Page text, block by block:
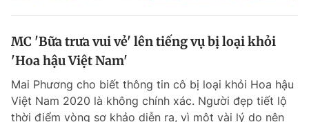
MC 'Bữa trưa vui vẻ' lên tiếng vụ bị loại khỏi
'Hoa hậu Việt Nam'
Mai Phương cho biết thông tin cô bị loại khỏi Hoa hậu
Việt Nam 2020 là không chính xác. Người đẹp tiết lộ
thời điểm vòng sơ khảo diễn ra, vì một vài lý do nên